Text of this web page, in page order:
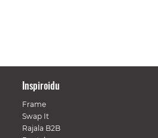
Inspiroidu
Frame
Swap It
Rajala B2B